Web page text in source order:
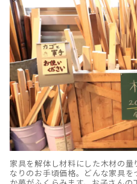
家具を解体し材料にした木材の
なりのお手頃価格。どんな家具を